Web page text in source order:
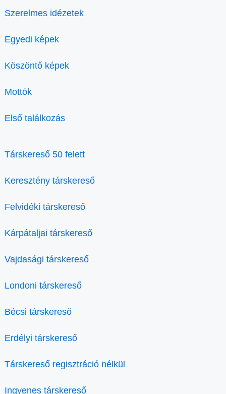
Szerelmes idézetek
Egyedi képek
Köszöntő képek
Mottók
Első találkozás
Társkereső 50 felett
Keresztény társkereső
Felvidéki társkereső
Kárpátaljai társkereső
Vajdasági társkereső
Londoni társkereső
Bécsi társkereső
Erdélyi társkereső
Társkereső regisztráció nélkül
Ingyenes társkereső